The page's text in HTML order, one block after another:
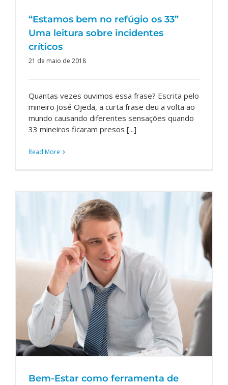
“Estamos bem no refúgio os 33”
Uma leitura sobre incidentes
críticos
21 de maio de 2018
Quantas vezes ouvimos essa frase? Escrita pelo
mineiro José Ojeda, a curta frase deu a volta ao
mundo causando diferentes sensações quando
33 mineiros ficaram presos [...]
Read More
Bem-Estar como ferramenta de
produtividade : Atenção!
Editoriais
Bem-Estar como ferramenta de